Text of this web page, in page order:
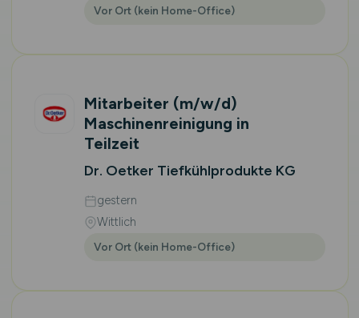
Vor Ort (kein Home-Office)
Mitarbeiter (m/w/d)
Maschinenreinigung in
Teilzeit
Dr. Oetker Tiefkühlprodukte KG
gestern
Wittlich
Vor Ort (kein Home-Office)